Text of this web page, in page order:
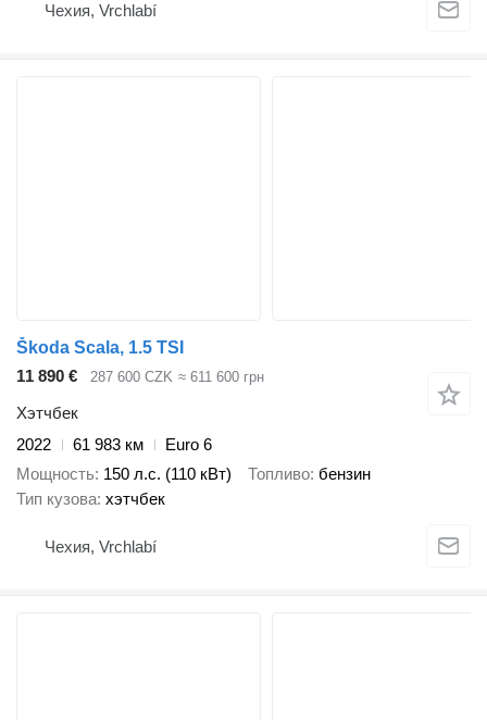
Чехия, Vrchlabí
Škoda Scala, 1.5 TSI
11 890 €
287 600 CZK ≈ 611 600 грн
Хэтчбек
2022
61 983 км
Euro 6
Мощность 150 л.с. (110 кВт) Топливо бензин
Тип кузова хэтчбек
Чехия, Vrchlabí